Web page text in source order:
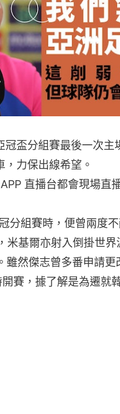
冠盃分組賽最後一次
力保出線希望。
直播台都會現場直
分組賽時，便曾兩度
米基爾亦射入倒掛世
雖然傑志曾多番申請
賽，據了解是為遷就